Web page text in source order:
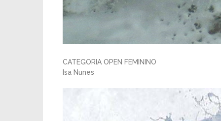
CATEGORIA OPEN FEMININO
Isa Nunes